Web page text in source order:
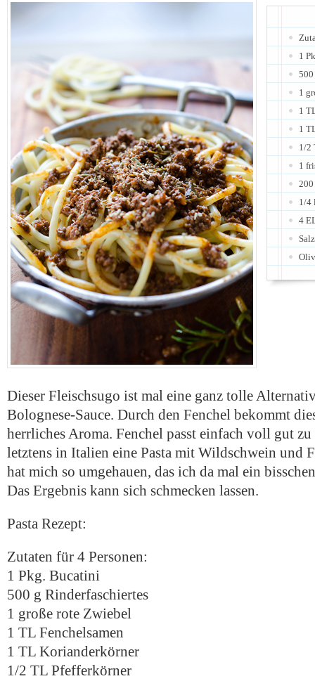
1
500
1
1
1
1/2
1
1/4
4
Salz
Dieser Fleischsugo ist mal eine ganz tolle
Bolognese-Sauce. Durch den Fenchel bekommt
herrliches Aroma. Fenchel passt einfach voll gut
letztens in Italien eine Pasta mit Wildschwein und
hat mich so umgehauen, das ich da mal ein
Das Ergebnis kann sich schmecken lassen.
Pasta Rezept:
Zutaten für 4 Personen:
1 Pkg. Bucatini
500 g Rinderfaschiertes
1 große rote Zwiebel
1 TL Fenchelsamen
1 TL Korianderkörner
1/2 TL Pfefferkörner